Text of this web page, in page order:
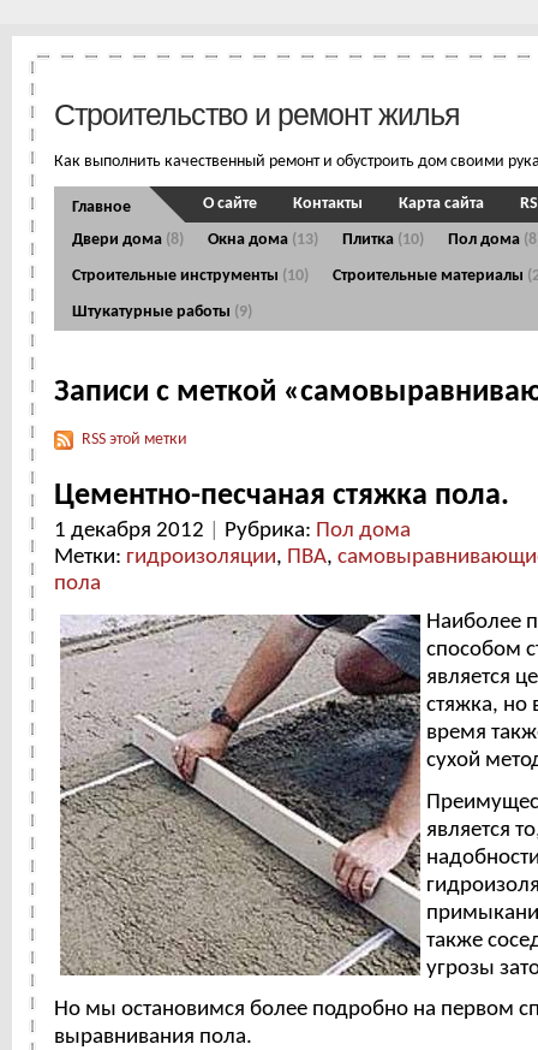
Строительство и ремонт жилья
Как выполнить качественный ремонт и обустроить дом своими
Главное
Двери дома (8) Окна дома (13) Плитка (10) Пол дома
Строительные инструменты (10) Строительные материалы
Штукатурные работы (9)
О сайте Контакты Карта сайта
Записи с меткой
RSS этой метки
Цементно-песчаная стяжка пола.
1 декабря 2012 Рубрика: Пол дома
Метки: гидроизоляции, ПВА,
пола
Наиболее
способом
является
стяжка, но
время
сухой
является
также
угрозы
Но мы остановимся более подробно на первом
выравнивания пола.